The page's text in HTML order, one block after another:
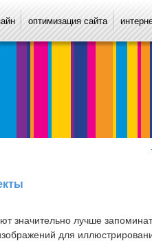
оптимизация сайта
значительно лучше
для